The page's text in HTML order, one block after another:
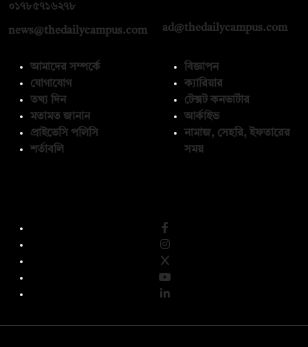
০১৭৮৫৭১৬২৭৮
news@thedailycampus.com ad@thedailycampus.com
আমাদের সম্পর্কে
যোগাযোগ
তথ্য দিন
মতামত জানান
প্রাইভেসি পলিসি
শর্তাবলি
বিজ্ঞাপন
ক্যারিয়ার
টেক্সট কনভার্টার
আর্কাইভ
নামাজ, সেহরি, ইফতারের
সময়